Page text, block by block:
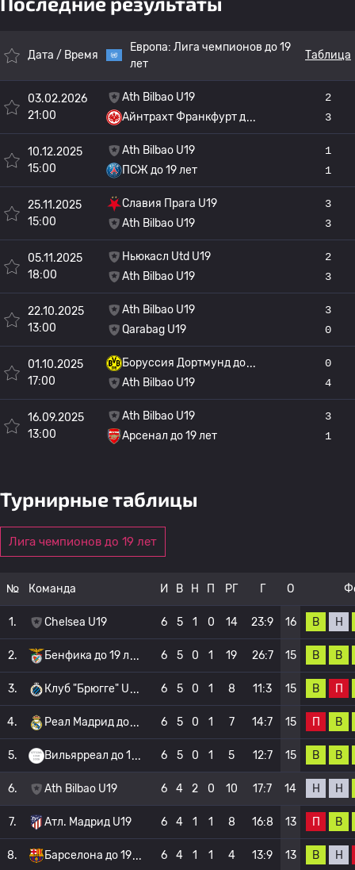
Дата / Время
Европа: Лига чемпионов до 19
лет
Таблица
03.02.2026
21:00
Ath Bilbao U19
Айнтрахт Франкфурт д
2
3
10.12.2025
15:00
Ath Bilbao U19
ПСЖ до 19 лет
1
1
25.11.2025
15:00
Славия Прага U19
Ath Bilbao U19
3
3
05.11.2025
18:00
Ньюкасл Utd U19
Ath Bilbao U19
2
3
22.10.2025
13:00
Ath Bilbao U19
Qarabag U19
3
0
01.10.2025
17:00
Боруссия Дортмунд до
Ath Bilbao U19
0
4
16.09.2025
13:00
Ath Bilbao U19
Арсенал до 19 лет
3
1
Турнирные таблицы
Лига чемпионов до 19 лет
№ Команда И В Н П РГ Г О
1. Chelsea U19 6 5 1 0 14 23:9 16 В Н
2. Бенфика до 19 л 6 5 0 1 19 26:7 15 В В
3. Клуб "Брюгге" U 6 5 0 1 8 11:3 15 В П
4. Реал Мадрид до 6 5 0 1 7 14:7 15 П В
5. Вильярреал до 1 6 5 0 1 5 12:7 15 В В
6. Ath Bilbao U19 6 4 2 0 10 17:7 14 Н Н
7. Атл. Мадрид U19 6 4 1 1 8 16:8 13 П В
8. Барселона до 19 6 4 1 1 4 13:9 13 В Н